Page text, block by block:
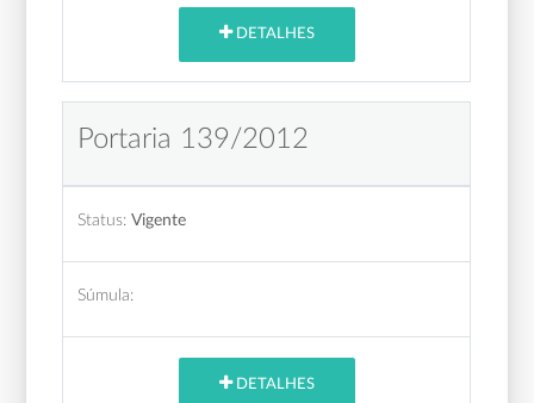
DETALHES
Portaria 139/2012
Status: Vigente
Súmula:
DETALHES